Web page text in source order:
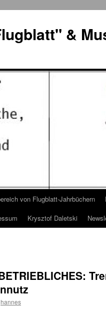
&
von Flugblatt-Jahrbüchern
Krysztof Daletski
hannes